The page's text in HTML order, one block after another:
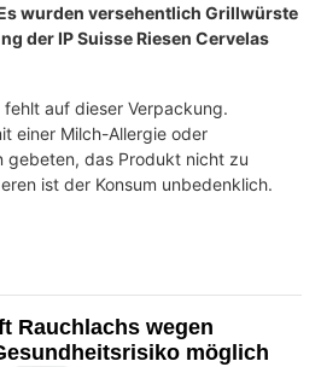
wurden versehentlich Grillwürste
der IP Suisse Riesen Cervelas
fehlt auf dieser Verpackung.
einer Milch-Allergie oder
gebeten, das Produkt nicht zu
ist der Konsum unbedenklich.
Rauchlachs wegen
möglich